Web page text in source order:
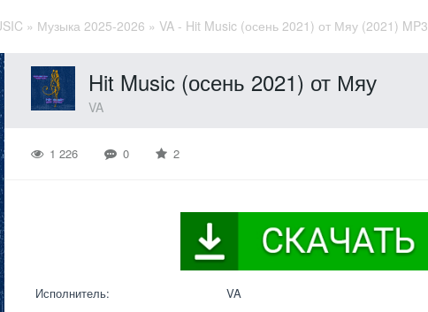
» Музыка 2025-2026 » VA - Hit Music (осень 2021) от Мяу (2021) MP3
Hit Music (осень 2021) от Мяу
VA
1 226 0 2
Исполнитель:
VA